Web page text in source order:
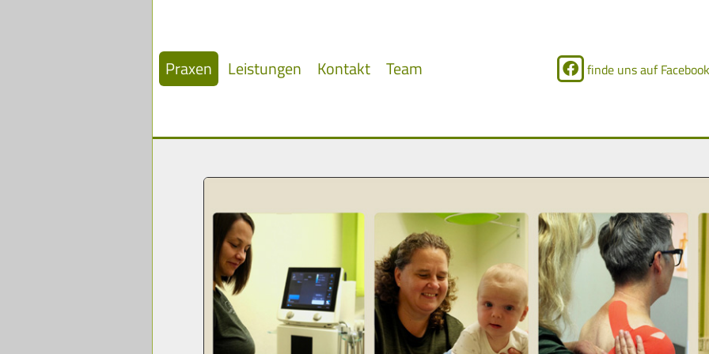
Praxen Leistungen Kontakt Team finde uns auf Facebook